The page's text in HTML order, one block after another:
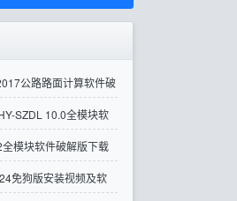
公路路面计算软件破
SZDL 10.0全模块软
模块软件破解版下载
免狗版安装视频及软